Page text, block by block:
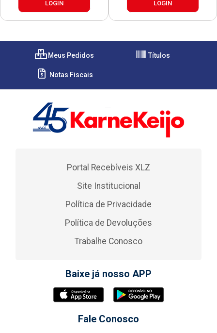
LOGIN
LOGIN
Meus Pedidos Títulos
Notas Fiscais
Portal Recebíveis XLZ
Site Institucional
Política de Privacidade
Política de Devoluções
Trabalhe Conosco
Baixe já nosso APP
Fale Conosco